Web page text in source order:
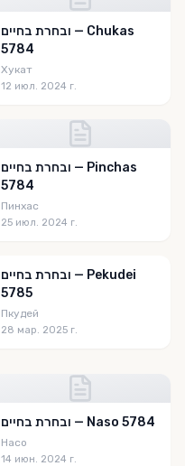
ובחרת בחיים — Chukas
5784
Хукат
12 июл. 2024 г.
ובחרת בחיים — Pinchas
5784
Пинхас
25 июл. 2024 г.
ובחרת בחיים — Pekudei
5785
Пкудей
28 мар. 2025 г.
ובחרת בחיים — Naso 5784
Насо
14 июн. 2024 г.